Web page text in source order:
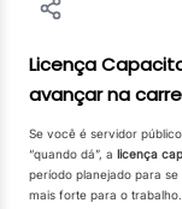
Licença
avançar na
Se você é servidor
“quando dá”, a licença
período planejado para
mais forte para o trabalho.